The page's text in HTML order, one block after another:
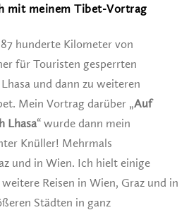
mit meinem Tibet-Vortrag
hunderte Kilometer von
für Touristen gesperrten
und dann zu weiteren
Mein Vortrag darüber „Auf
Lhasa“ wurde dann mein
Knüller! Mehrmals
und in Wien. Ich hielt einige
Reisen in Wien, Graz und in
Städten in ganz